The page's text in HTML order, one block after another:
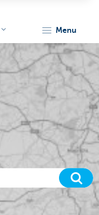
menu